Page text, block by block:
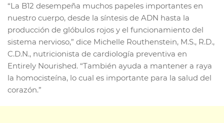
“La B12 desempeña muchos papeles importantes en
nuestro cuerpo, desde la síntesis de ADN hasta la
producción de glóbulos rojos y el funcionamiento del
sistema nervioso,” dice Michelle Routhenstein, M.S., R.D.,
C.D.N., nutricionista de cardiología preventiva en
Entirely Nourished. “También ayuda a mantener a raya
la homocisteína, lo cual es importante para la salud del
corazón.”